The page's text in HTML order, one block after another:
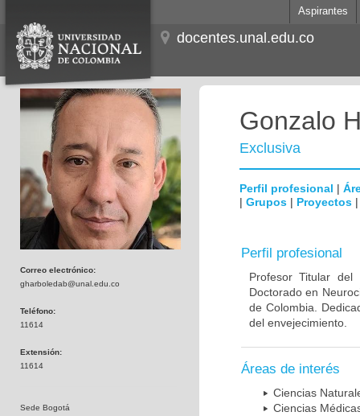
Aspirantes
docentes.unal.edu.co
Correo electrónico:
gharboledab@unal.edu.co
Teléfono:
11614
Extensión:
11614
Sede Bogotá
Gonzalo
Exclusiva
Perfil profesional |
| Grupos | Proyectos
Perfil profesional
Profesor Titular
Doctorado en
de Colombia.
del envejecimiento.
Áreas de interés
Ciencias
Ciencias